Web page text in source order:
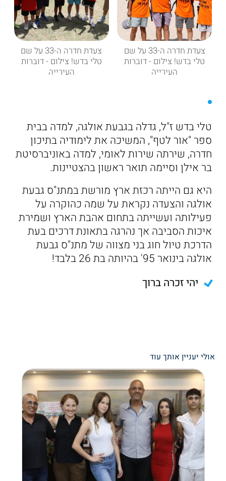
צעדת חדרה ה-33 על שם
טלי בדש! צילום - דוברות
העירייה
צעדת חדרה ה-33 על שם
טלי בדש! צילום - דוברות
העירייה
טלי בדש ז"ל, גדלה בגבעת אולגה, למדה בבית
ספר "אור לטף", המשיכה את לימודיה בתיכון
חדרה, שירתה שירות לאומי, למדה באוניברסיטת
בר אילן וסיימה תואר ראשון בהצטיינות.
היא גם הייתה רכזת ארץ מורשת במתנ"ס גבעת
אולגה והצעדה נקראת על שמה כהוקרה על
פעילותה ועשייתה בתחום אהבת הארץ ושמירת
איכות הסביבה אך נהרגה בתאונת דרכים בעת
הדרכת טיול חוג בני מצווה של מתנ"ס גבעת
אולגה בינואר 95' בהיותה בת 26 בלבד!
יהי זכרה ברוך
אולי יעניין אותך עוד